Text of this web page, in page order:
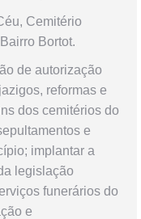
Cemitério
Bortot.
de autorização
reformas e
dos cemitérios do
e
implantar a
legislação
funerários do
e